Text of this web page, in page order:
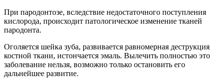
При пародонтозе, вследствие недостаточного поступления
кислорода, происходит патологическое изменение тканей
пародонта.
Оголяется шейка зуба, развивается равномерная деструкция
костной ткани, истончается эмаль. Вылечить полностью это
заболевание нельзя, возможно только остановить его
дальнейшее развитие.